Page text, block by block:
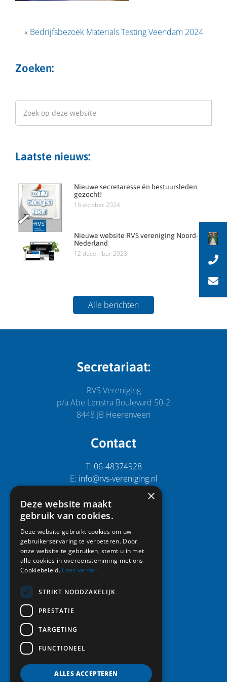
« Bedrijfsbezoek Materials Testing Veendam 2024
Zoeken:
Laatste nieuws:
Nieuwe secretaresse én bestuursleden
gezocht!
16 oktober 2024
Nieuwe website RVS vereniging Noord-
Nederland
12 december 2023
Alle berichten
Secretariaat:
RVS Vereniging
p/a Abe Lenstra Boulevard 50-2
8448 JB Heerenveen
Contact
T: 06-48374928
E: info@rvs-vereniging.nl
Snel naar:
Home
Activiteiten
Leden
Vereniging
Nieuws
×
Deze website maakt
gebruik van cookies.
Deze website gebruikt cookies om uw
gebruikerservaring te verbeteren. Door
onze website te gebruiken, stemt u in met
alle cookies in overeenstemming met ons
Cookiebeleid. Lees verder
STRIKT NOODZAKELIJK
PRESTATIE
TARGETING
FUNCTIONEEL
ALLES ACCEPTEREN